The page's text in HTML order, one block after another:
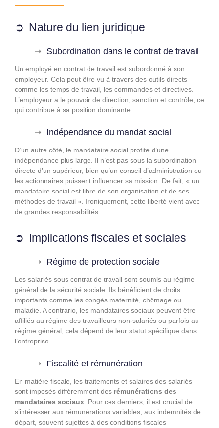
Nature du lien juridique
Subordination dans le contrat de travail
Un employé en contrat de travail est subordonné à son
employeur. Cela peut être vu à travers des outils directs
comme les temps de travail, les commandes et directives.
L’employeur a le pouvoir de direction, sanction et contrôle, ce
qui contribue à sa position dominante.
Indépendance du mandat social
D’un autre côté, le mandataire social profite d’une
indépendance plus large. Il n’est pas sous la subordination
directe d’un supérieur, bien qu’un conseil d’administration ou
les actionnaires puissent influencer sa mission. De fait, « un
mandataire social est libre de son organisation et de ses
méthodes de travail ». Ironiquement, cette liberté vient avec
de grandes responsabilités.
Implications fiscales et sociales
Régime de protection sociale
Les salariés sous contrat de travail sont soumis au régime
général de la sécurité sociale. Ils bénéficient de droits
importants comme les congés maternité, chômage ou
maladie. A contrario, les mandataires sociaux peuvent être
affiliés au régime des travailleurs non-salariés ou parfois au
régime général, cela dépend de leur statut spécifique dans
l’entreprise.
Fiscalité et rémunération
En matière fiscale, les traitements et salaires des salariés
sont imposés différemment des rémunérations des
mandataires sociaux. Pour ces derniers, il est crucial de
s’intéresser aux rémunérations variables, aux indemnités de
départ, souvent sujettes à des conditions fiscales